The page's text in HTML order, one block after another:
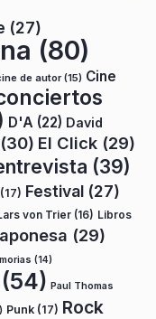
(27)
(80)
de autor(15) Cine
D'A (22) David
(30) El Click (29)
(39)
(17) Festival (27)
von Trier (16) Libros
(29)
(14)
(54) Paul Thomas
Punk (17) Rock